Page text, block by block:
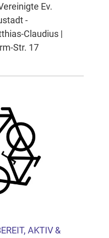
Ev.
-
Claudius |
Str. 17
AKTIV &